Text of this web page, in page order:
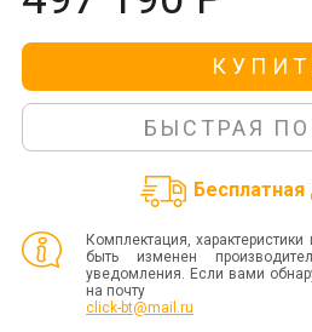
БЫСТРАЯ
Комплектация,
быть изменен
уведомления. Если вами
на почту
click-bt@mail.ru